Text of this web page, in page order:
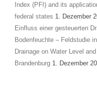
Index (PFI) and its
federal states 1. Dezember
Einfluss einer gesteuerten
Bodenfeuchte – Feldstudie
Drainage on Water Level
Brandenburg 1. Dezember